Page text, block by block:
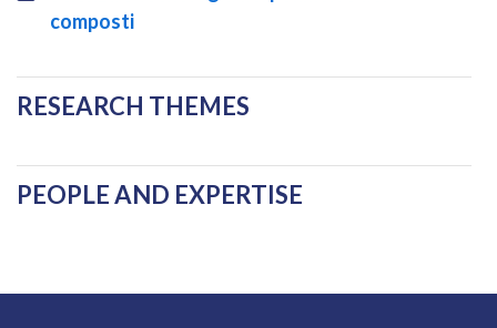
composti
RESEARCH THEMES
PEOPLE AND EXPERTISE